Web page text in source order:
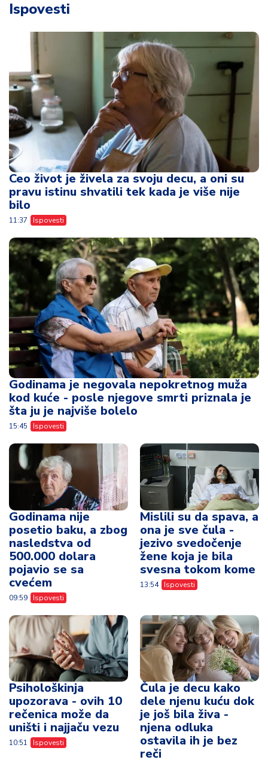
Ispovesti
Ceo život je živela za svoju decu, a oni su
pravu istinu shvatili tek kada je više nije
bilo
11:37 Ispovesti
Godinama je negovala nepokretnog muža
kod kuće - posle njegove smrti priznala je
šta ju je najviše bolelo
15:45 Ispovesti
Godinama nije
posetio baku, a zbog
nasledstva od
500.000 dolara
pojavio se sa
cvećem
09:59 Ispovesti
Mislili su da spava, a
ona je sve čula -
jezivo svedočenje
žene koja je bila
svesna tokom kome
13:54 Ispovesti
Psihološkinja
upozorava - ovih 10
rečenica može da
uništi i najjaču vezu
10:51 Ispovesti
Čula je decu kako
dele njenu kuću dok
je još bila živa -
njena odluka
ostavila ih je bez
reči